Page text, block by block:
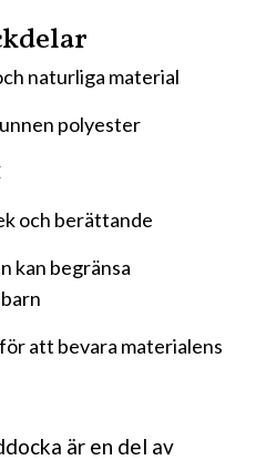
är en del av
naturliga material
polyester
och berättande
kan begränsa
att bevara materialens